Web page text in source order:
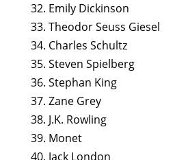
32. Emily Dickinson
33. Theodor Seuss Giesel
34. Charles Schultz
35. Steven Spielberg
36. Stephan King
37. Zane Grey
38. J.K. Rowling
39. Monet
40. Jack London